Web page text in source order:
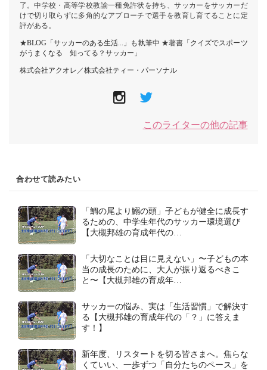
了。中学校・高等学校教諭一種免許状を持ち、サッカーをサッカーだ
けで切り取らずに多角的なアプローチで選手を教育し育てることに定
評がある。
★BLOG「サッカーのある生活...」も執筆中 ★著書「クイズでスポーツ
がうまくなる 知ってる？サッカー 」
株式会社アクオレ ／株式会社ティー・パーソナル
このライターの他の記事
合わせて読みたい
「鯛の尾より鰯の頭」子どもが健全に成長す
るための、中学生年代のサッカー環境選び
【大槻邦雄の育成年代の…
「大切なことは目に見えない」〜子どもの本
当の成長のために、大人が振り返るべきこ
と〜【大槻邦雄の育成年…
サッカーの悩み、実は「生活習慣」で解決す
る【大槻邦雄の育成年代の「？」に答えま
す！】
新年度、リスタートを切る皆さまへ。焦らな
くていい、一歩ずつ「自分たちのペース」を